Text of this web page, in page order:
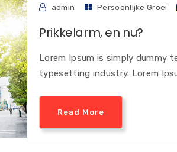
admin Persoonlijke Groei
Prikkelarm, en nu?
Lorem Ipsum is simply dummy
typesetting industry. Lorem
Read More